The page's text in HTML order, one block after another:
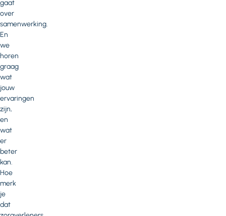
gaat
over
samenwerking.
En
we
horen
graag
wat
jouw
ervaringen
zijn,
en
wat
er
beter
kan.
Hoe
merk
je
dat